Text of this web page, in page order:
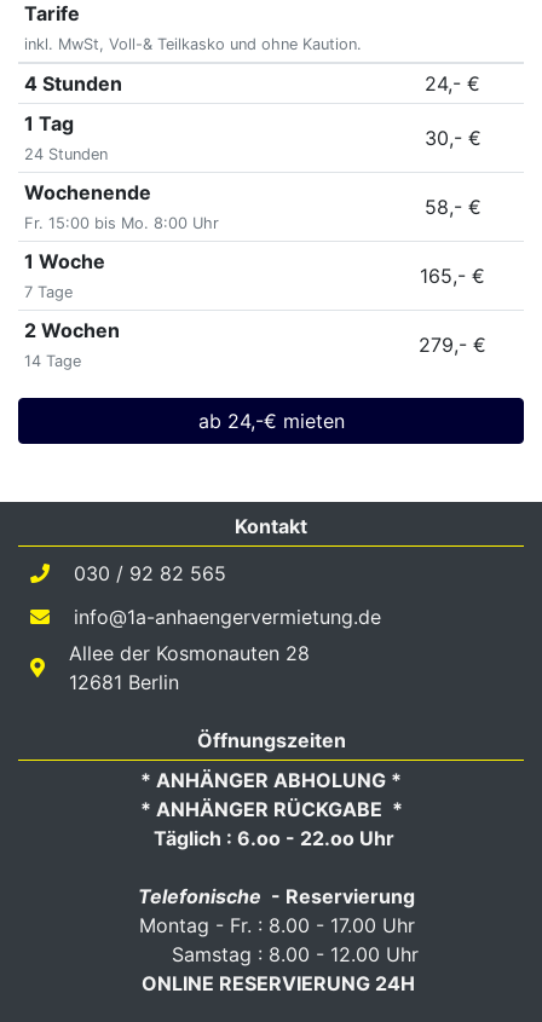
ab 24,-€ mieten
Tarife
inkl. MwSt, Voll-& Teilkasko und ohne Kaution.
4 Stunden
24,- €
1 Tag
24 Stunden
30,- €
Wochenende
Fr. 15:00 bis Mo. 8:00 Uhr
58,- €
1 Woche
7 Tage
165,- €
2 Wochen
14 Tage
279,- €
Kontakt
030 / 92 82 565
info@1a-anhaengervermietung.de
Allee der Kosmonauten 28
12681 Berlin
Öffnungszeiten
* ANHÄNGER ABHOLUNG *
* ANHÄNGER RÜCKGABE *
Täglich : 6.oo - 22.oo Uhr
Telefonische - Reservierung
Montag - Fr. : 8.00 - 17.00 Uhr
Samstag : 8.00 - 12.00 Uhr
ONLINE RESERVIERUNG 24H